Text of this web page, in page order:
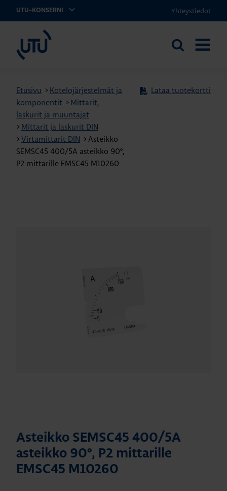
UTU-KONSERNI Yhteystiedot
Etsi
Etusivu > Kotelojärjestelmät ja
komponentit > Mittarit,
laskurit ja muuntajat
> Mittarit ja laskurit DIN
>Virtamittarit DIN >Asteikko
SEMSC45 400/5A asteikko 90º,
P2 mittarille EMSC45 M10260
Lataa tuotekortti
Asteikko SEMSC45 400/5A
asteikko 90º, P2 mittarille
EMSC45 M10260